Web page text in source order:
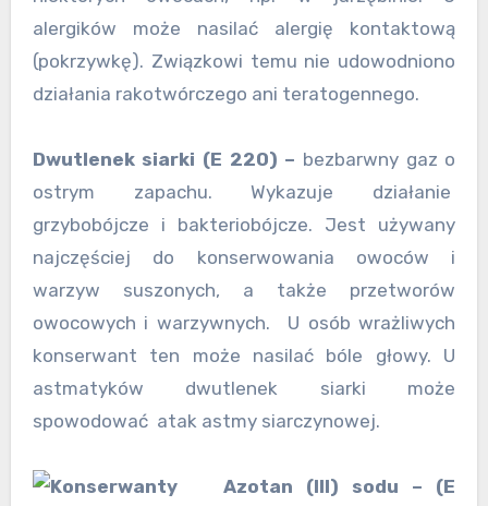
alergików może nasilać alergię kontaktową
(pokrzywkę). Związkowi temu nie udowodniono
działania rakotwórczego ani teratogennego.
Dwutlenek siarki (E 220) – bezbarwny gaz o
ostrym zapachu. Wykazuje działanie
grzybobójcze i bakteriobójcze. Jest używany
najczęściej do konserwowania owoców i
warzyw suszonych, a także przetworów
owocowych i warzywnych. U osób wrażliwych
konserwant ten może nasilać bóle głowy. U
astmatyków dwutlenek siarki może
spowodować atak astmy siarczynowej.
Azotan (III) sodu – (E